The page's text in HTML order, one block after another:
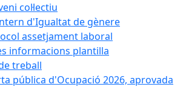
col·lectiu
d'Igualtat de gènere
assetjament laboral
informacions plantilla
treball
pública d'Ocupació 2026, aprovada